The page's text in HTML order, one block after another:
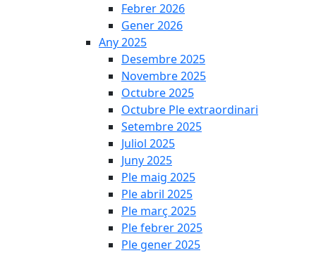
Febrer 2026
Gener 2026
Any 2025
Desembre 2025
Novembre 2025
Octubre 2025
Octubre Ple extraordinari
Setembre 2025
Juliol 2025
Juny 2025
Ple maig 2025
Ple abril 2025
Ple març 2025
Ple febrer 2025
Ple gener 2025